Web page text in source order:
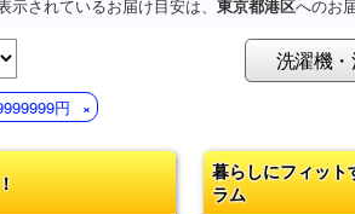
示されているお届け目安は、 東京都港区へのお
洗濯機
円
暮らしにフィッ
ラム